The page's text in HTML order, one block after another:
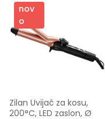
nov
o
Zilan Uvijač za kosu,
200°C, LED zaslon, Ø